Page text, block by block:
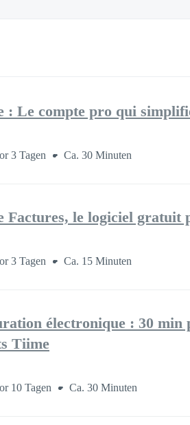
: Le compte pro qui
3 Tagen Ca. 30 Minuten
Factures, le logiciel gratuit
3 Tagen Ca. 15 Minuten
électronique : 30 min
Tiime
10 Tagen Ca. 30 Minuten